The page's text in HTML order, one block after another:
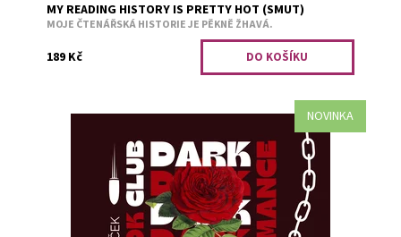
MY READING HISTORY IS PRETTY HOT (SMUT)
MOJE ČTENÁŘSKÁ HISTORIE JE PĚKNĚ ŽHAVÁ.
189 Kč
NOVINKA
🔥 Pro všechny, kdo milují temné příběhy. 🔥 Vstupte do
světa, kde se vášeň mísí s nebezpečím a romantika má
ostřejší hrany....
Dostupnost:
Předobjednávka
3436